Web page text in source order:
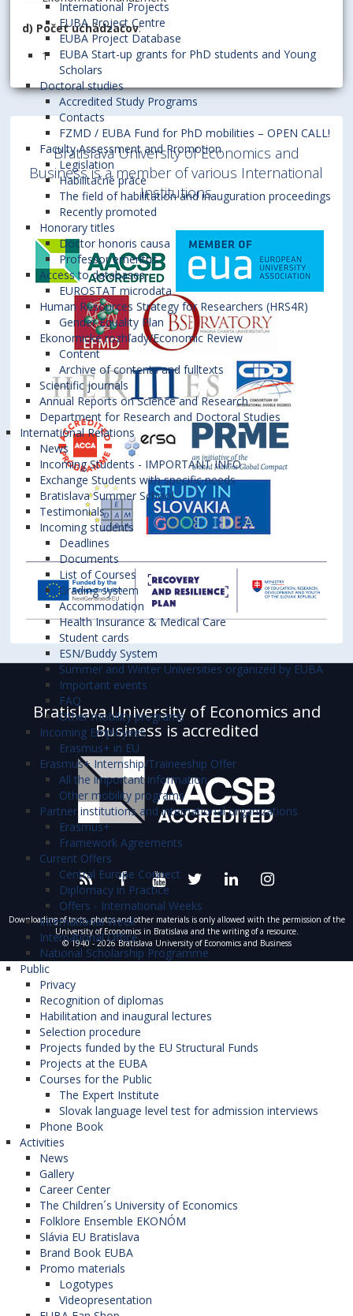
International Projects
EUBA Project Centre
EUBA Project Database
EUBA Start-up grants for PhD students and Young
Scholars
Doctoral studies
Accredited Study Programs
Contacts
FZMD / EUBA Fund for PhD mobilities – OPEN CALL!
Faculty Assessment and Promotion
Legislation
Habilitačné práce
The field of habilitation and inauguration proceedings
Recently promoted
Honorary titles
Doctor honoris causa
Professor emeritus
Access to databases
EUROSTAT microdata
Human Resources Strategy for Researchers (HRS4R)
Gender Equality Plan
Ekonomické rozhľady/Economic Review
Content
Archive of contents and fulltexts
Scientific journals
Annual Reports on Science and Research
Department for Research and Doctoral Studies
International Relations
News
Incoming Students - IMPORTANT INFO
Exchange Students with specific needs
Bratislava Summer School
Testimonials
Incoming students
Deadlines
Documents
List of Courses
Grading system
Accommodation
Health Insurance & Medical Care
Student cards
ESN/Buddy System
Summer and Winter Universities organized by EUBA
Important events
FAQ
Other mobility programs
Incoming Employees
Erasmus+ in EU
Erasmus+ Internship/Traineeship Offer
All the important information
Other mobility programs
Partner institutions and international organizations
Erasmus+
Framework Agreements
Current Offers
Central Europe Connect
Diplomacy in Practice
Offers - International Weeks
International Week
International Office
National Scholarship Programme
Public
Privacy
Recognition of diplomas
Habilitation and inaugural lectures
Selection procedure
Projects funded by the EU Structural Funds
Projects at the EUBA
Courses for the Public
The Expert Institute
Slovak language level test for admission interviews
Phone Book
Activities
News
Gallery
Career Center
The Children´s University of Economics
Folklore Ensemble EKONÓM
Slávia EU Bratislava
Brand Book EUBA
Promo materials
Logotypes
Videopresentation
d) Počet uchádzačov:
1
Bratislava University of Economics and
Business is a member of various International
Institutions
Bratislava University of Economics and
Business is accredited
Downloading of texts, photos and other materials is only allowed with the permission of the
University of Economics in Bratislava and the writing of a resource.
© 1940 - 2026 Bratislava University of Economics and Business